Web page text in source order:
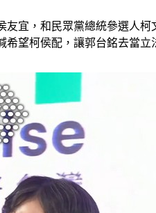
宜，和民眾黨總統參選人
望柯侯配，讓郭台銘去當立